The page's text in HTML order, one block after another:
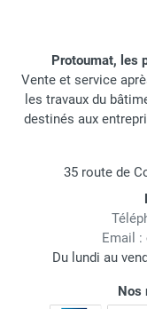
Protoumat, les
Vente et service
les travaux du
destinés aux
35 route de
Email :
Du lundi au
Nos